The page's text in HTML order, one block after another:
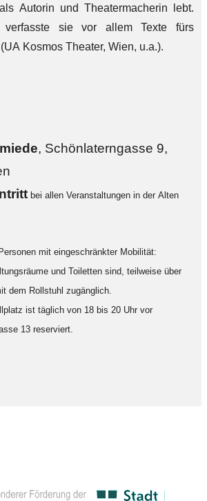
Autorin und Theatermacherin lebt.
verfasste sie vor allem Texte fürs
Kosmos Theater, Wien, u.a.).
miede, Schönlaterngasse 9,
bei allen Veranstaltungen in der Alten
mit eingeschränkter Mobilität:
und Toiletten sind, teilweise über
dem Rollstuhl zugänglich.
ist täglich von 18 bis 20 Uhr vor
13 reserviert.